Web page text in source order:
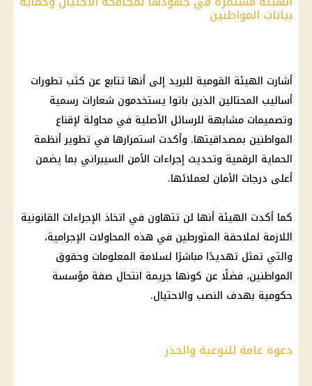
بيانات المواطنين
أشارت الهيئة القومية للبريد إلى أنها تتابع عن كثب تطورات
أساليب المحتالين الذين باتوا يستخدمون شعارات رسمية
وتصميمات مشابهة للرسائل الأصلية في محاولة لإقناع
المواطنين بمصداقيتها. وأكدت استمرارها في تطوير أنظمة
الحماية الرقمية وتحديث إجراءات الأمن السيبراني بما يضمن
أعلى درجات الأمان لعملائها.
كما أكدت الهيئة أنها لن تتهاون في اتخاذ الإجراءات القانونية
اللازمة لملاحقة المتورطين في هذه المحاولات الإجرامية،
والتي تمثل تهديدًا مباشرًا لسلامة المعلومات وحقوق
المواطنين، فضلًا عن كونها جريمة انتحال صفة مؤسسة
حكومية بهدف النصب والاحتيال.
دعوة عامة للتوعية والحذر